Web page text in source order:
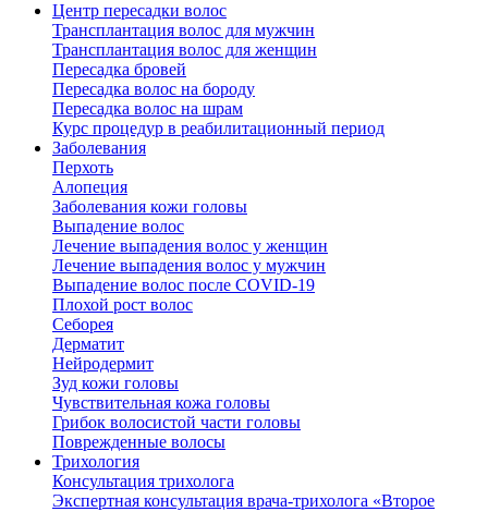
Центр пересадки волос
Трансплантация волос для мужчин
Трансплантация волос для женщин
Пересадка бровей
Пересадка волос на бороду
Пересадка волос на шрам
Курс процедур в реабилитационный период
Заболевания
Перхоть
Алопеция
Заболевания кожи головы
Выпадение волос
Лечение выпадения волос у женщин
Лечение выпадения волос у мужчин
Выпадение волос после COVID-19
Плохой рост волос
Cеборея
Дерматит
Нейродермит
Зуд кожи головы
Чувствительная кожа головы
Грибок волосистой части головы
Поврежденные волосы
Трихология
Консультация трихолога
Экспертная консультация врача-трихолога «Второе